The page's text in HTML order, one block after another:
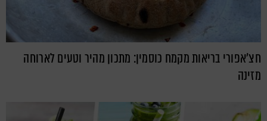
חצ'אפורי בריאות מקמח כוסמין: מתכון מהיר וטעים לארוחה
מזינה